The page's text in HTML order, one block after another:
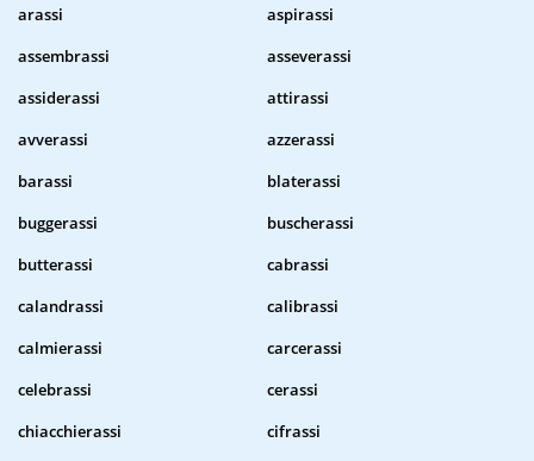
arassi
aspirassi
assembrassi
asseverassi
assiderassi
attirassi
avverassi
azzerassi
barassi
blaterassi
buggerassi
buscherassi
butterassi
cabrassi
calandrassi
calibrassi
calmierassi
carcerassi
celebrassi
cerassi
chiacchierassi
cifrassi